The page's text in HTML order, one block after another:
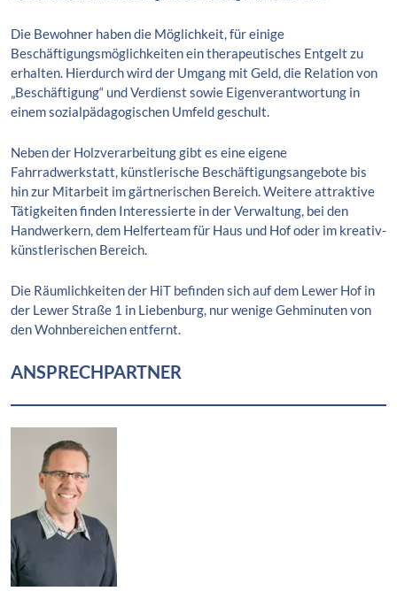
Die Bewohner haben die Möglichkeit, für einige
Beschäftigungsmöglichkeiten ein therapeutisches Entgelt zu
erhalten. Hierdurch wird der Umgang mit Geld, die Relation von
„Beschäftigung“ und Verdienst sowie Eigenverantwortung in
einem sozialpädagogischen Umfeld geschult.
Neben der Holzverarbeitung gibt es eine eigene
Fahrradwerkstatt, künstlerische Beschäftigungsangebote bis
hin zur Mitarbeit im gärtnerischen Bereich. Weitere attraktive
Tätigkeiten finden Interessierte in der Verwaltung, bei den
Handwerkern, dem Helferteam für Haus und Hof oder im kreativ-
künstlerischen Bereich.
Die Räumlichkeiten der HiT befinden sich auf dem Lewer Hof in
der Lewer Straße 1 in Liebenburg, nur wenige Gehminuten von
den Wohnbereichen entfernt.
ANSPRECHPARTNER